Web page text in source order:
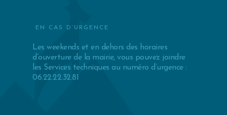
EN CAS D’URGENCE
Les weekends et en dehors des horaires
d’ouverture de la mairie, vous pouvez joindre
les Services techniques au numéro d’urgence :
06.22.22.32.81